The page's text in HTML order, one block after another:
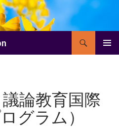
論教育国際
グラム）